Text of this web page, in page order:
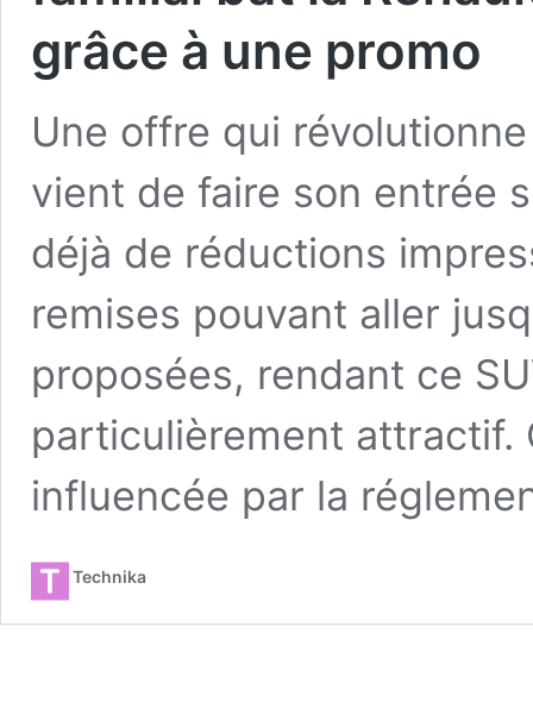
grâce à une promo
Une offre qui
vient de faire son entrée
déjà de réductions
remises pouvant aller
proposées, rendant ce
particulièrement
influencée par la
Technika